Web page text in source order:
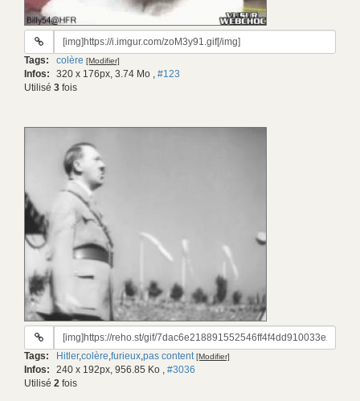
URL
gif:
Tags: colère [Modifier]
Infos: 320 x 176px, 3.74 Mo , #123
Utilisé 3 fois
URL
gif:
Tags: Hitler,colère,furieux,pas content [Modifier]
Infos: 240 x 192px, 956.85 Ko , #3036
Utilisé 2 fois